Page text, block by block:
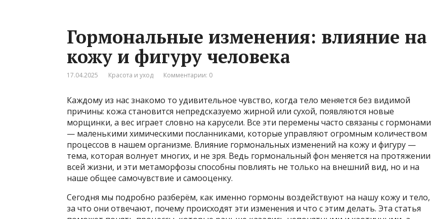
Гормональные изменения: влияние на
кожу и фигуру человека
17.04.2025 Красота и уход Комментарии: 0
Каждому из нас знакомо то удивительное чувство, когда тело меняется без видимой
причины: кожа становится непредсказуемо жирной или сухой, появляются новые
морщинки, а вес играет словно на карусели. Все эти перемены часто связаны с гормонами
— маленькими химическими посланниками, которые управляют огромным количеством
процессов в нашем организме. Влияние гормональных изменений на кожу и фигуру —
тема, которая волнует многих, и не зря. Ведь гормональный фон меняется на протяжении
всей жизни, и эти метаморфозы способны повлиять не только на внешний вид, но и на
наше общее самочувствие и самооценку.
Сегодня мы подробно разберём, как именно гормоны воздействуют на нашу кожу и тело,
за что они отвечают, почему происходят эти изменения и что с этим делать. Эта статья